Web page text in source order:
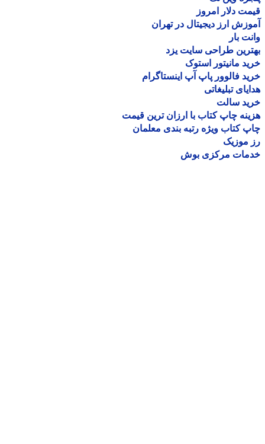
دلار امروز
ارز دیجیتال در تهران
بار
طراحی سایت یزد
مانیتور استوک
فالوور پاپ آپ اینستاگرام
تبلیغاتی
سالت
چاپ کتاب با ارزان ترین قیمت
کتاب ویژه رتبه بندی معلمان
موزیک
مرکزی بوش